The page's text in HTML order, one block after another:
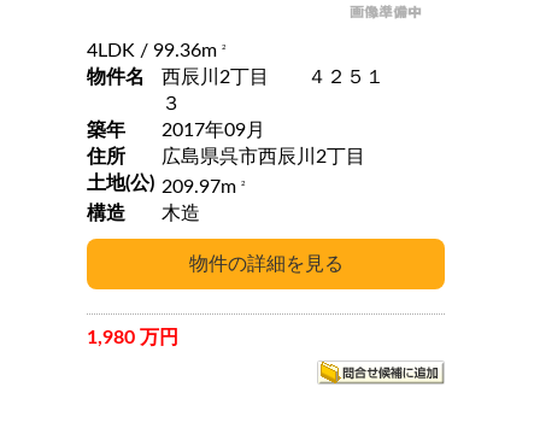
4LDK / 99.36m 2
物件名
西辰川2丁目 ４２５１
３
築年
2017年09月
住所
広島県呉市西辰川2丁目
土地(公) 209.97m2
構造 木造
1,980 万円